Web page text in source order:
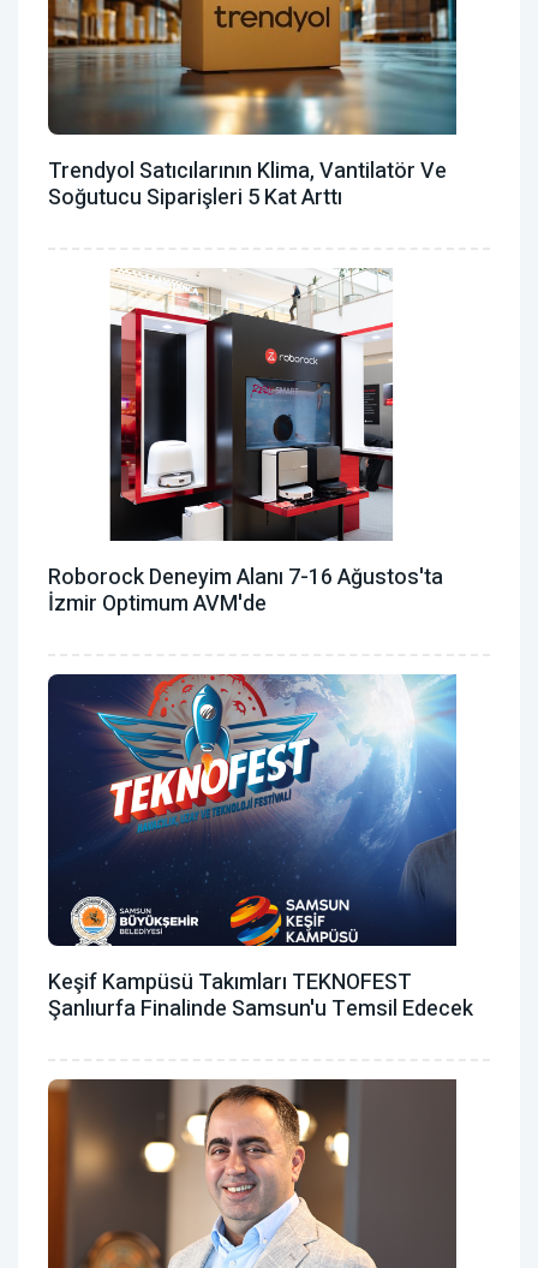
Trendyol Satıcılarının Klima, Vantilatör ‎ve
Soğutucu Siparişleri 5 Kat Arttı
Roborock Deneyim Alanı 7-16 Ağustos'ta
İzmir Optimum AVM'de
Keşif Kampüsü Takımları TEKNOFEST
Şanlıurfa Finalinde Samsun'u Temsil Edecek